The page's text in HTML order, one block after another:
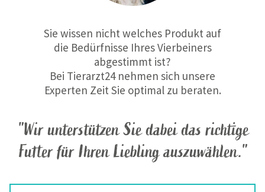
"Wir unterstützen Sie dabei das richtige
Futter für Ihren Liebling auszuwählen."
Sie wissen nicht welches Produkt auf
die Bedürfnisse Ihres Vierbeiners
abgestimmt ist?
Bei Tierarzt24 nehmen sich unsere
Experten Zeit Sie optimal zu beraten.